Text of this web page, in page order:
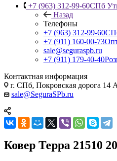
+7 (963) 312-99-60СПб
Назад
Телефоны
+7 (963) 312-99-60
+7 (911) 160-00-73
sale@seguraspb.ru
+7 (911) 179-40-40
Контактная информация
г. СПб, Покровская дорога 14 А
sale@SeguraSPb.ru
Ковер Терра 21510